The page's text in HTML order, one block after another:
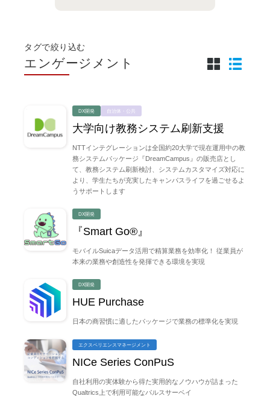
タグで絞り込む
エンゲージメント
DX開発 自治体・公共
大学向け教務システム刷新支援
NTTインテグレーションは全国約20大学で現在運用中の教
務システムパッケージ『DreamCampus』の販売店とし
て、教務システム刷新検討、システムカスタマイズ対応に
より、学生たちが充実したキャンパスライフを過ごせるよ
うサポートします
DX開発
『Smart Go®』
モバイルSuicaデータ活用で精算業務を効率化！ 従業員が
本来の業務や創造性を発揮できる環境を実現
DX開発
HUE Purchase
日本の商習慣に適したパッケージで業務の標準化を実現
エクスペリエンスマネージメント
NICe Series ConPuS
自社利用の実体験から得た実用的なノウハウが詰まった
Qualtrics上で利用可能なパルスサーベイ